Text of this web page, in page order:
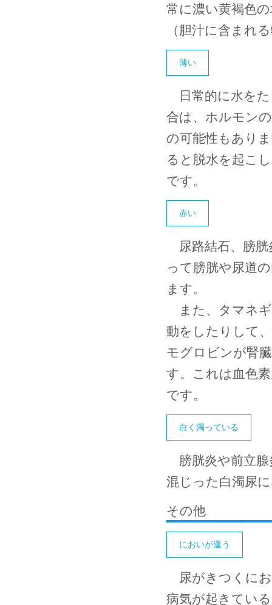
常に濃い黄褐色
（胆汁に含まれ
薄い
日常的に水をた
合は、ホルモン
の可能性もあり
ると脱水を起こ
です。
赤い
尿路結石、膀胱
って膀胱や尿道
ます。
また、タマネギ
動をしたりして
モグロビンが腎
す。これは血色
です。
白く濁っている
膀胱炎や前立腺
混じった白濁尿
その他
においが違う
尿がきつくにお
病気が起きてい